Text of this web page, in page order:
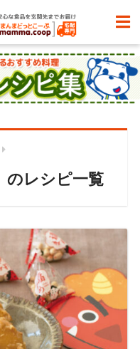
のレシピ一覧